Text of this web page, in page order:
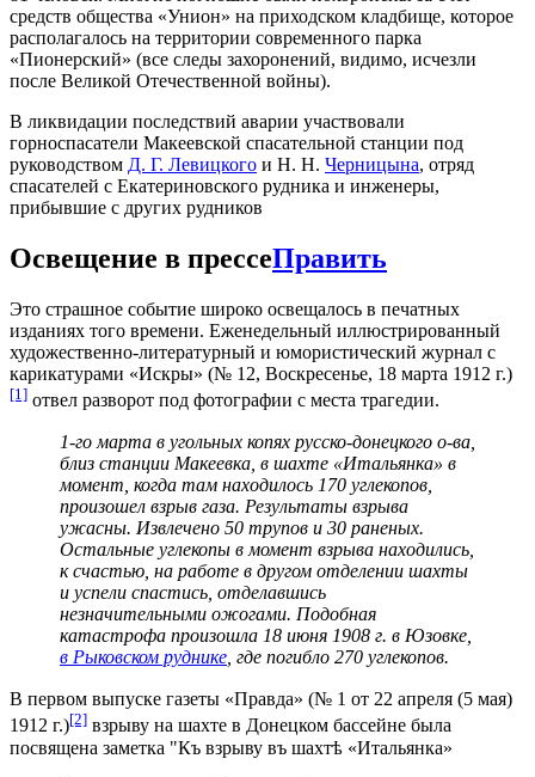
средств общества «Унион» на приходском кладбище, которое
располагалось на территории современного парка
«Пионерский» (все следы захоронений, видимо, исчезли
после Великой Отечественной войны).
В ликвидации последствий аварии участвовали
горноспасатели Макеевской спасательной станции под
руководством Д. Г. Левицкого и Н. Н. Черницына, отряд
спасателей с Екатериновского рудника и инженеры,
прибывшие с других рудников
Освещение в прессеПравить
Это страшное событие широко освещалось в печатных
изданиях того времени. Еженедельный иллюстрированный
художественно-литературный и юмористический журнал с
карикатурами «Искры» (№ 12, Воскресенье, 18 марта 1912 г.)
[1] отвел разворот под фотографии с места трагедии.
1-го марта в угольных копях русско-донецкого о-ва,
близ станции Макеевка, в шахте «Итальянка» в
момент, когда там находилось 170 углекопов,
произошел взрыв газа. Результаты взрыва
ужасны. Извлечено 50 трупов и 30 раненых.
Остальные углекопы в момент взрыва находились,
к счастью, на работе в другом отделении шахты
и успели спастись, отделавшись
незначительными ожогами. Подобная
катастрофа произошла 18 июня 1908 г. в Юзовке,
в Рыковском руднике, где погибло 270 углекопов.
В первом выпуске газеты «Правда» (№ 1 от 22 апреля (5 мая)
1912 г.)[2] взрыву на шахте в Донецком бассейне была
посвящена заметка "Къ взрыву въ шахтѣ «Итальянка»